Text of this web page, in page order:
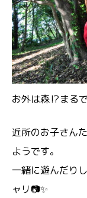
お外は森⁉️まる
近所のお子さん
ようです。
一緒に遊んだり
ャリ📷✨